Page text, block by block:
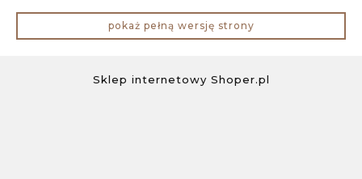
pokaż pełną wersję strony
Sklep internetowy Shoper.pl